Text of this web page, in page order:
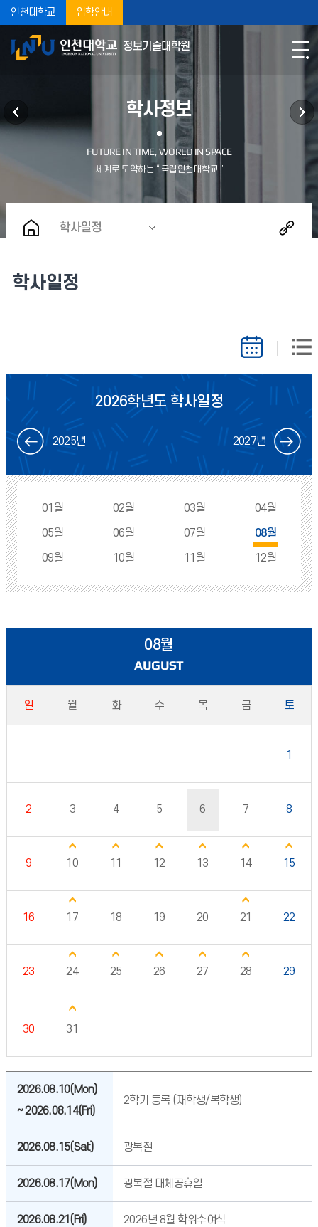
인천대학교 입학안내
정보기술대학원
학사정보
학사일정
학사일정
2025년
2026학년도 학사일정
2027년
01월 02월 03월
04월
05월
06월 07월
08월
09월
10월 11월 12월
08월
AUGUST
일 월 화 수 목 금 토
1
2 3 4 5 6 7 8
9 10 11 12 13 14 15
16 17 18 19 20 21 22
23 24 25 26 27 28 29
30 31
2026.08.10(Mon)
~ 2026.08.14(Fri)
2학기 등록 (재학생/복학생)
2026.08.15(Sat) 광복절
2026.08.17(Mon) 광복절 대체공휴일
2026.08.21(Fri) 2026년 8월 학위수여식